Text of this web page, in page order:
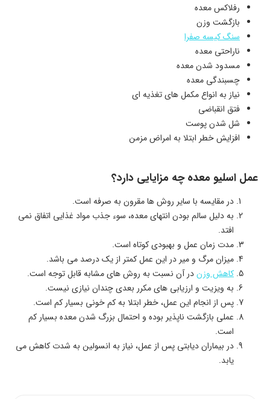
رفلاکس معده
بازگشت وزن
سنگ کیسه صفرا
ناراحتی معده
مسدود شدن معده
چسبندگی معده
نیاز به انواع مکمل های تغذیه ای
فتق انقباضی
شل شدن پوست
افزایش خطر ابتلا به امراض مزمن
عمل اسلیو معده چه مزایایی دارد؟
در مقایسه با سایر روش ها مقرون به صرفه است.
به دلیل سالم بودن انتهای معده، سوء جذب مواد غذایی اتفاق نمی
افتد.
مدت زمان عمل و بهبودی کوتاه است.
میزان مرگ و میر در این عمل کمتر از یک درصد می باشد.
کاهش وزندر آن نسبت به روش های مشابه قابل توجه است.
به ویزیت و ارزیابی های مکرر بعدی چندان نیازی نیست.
پس از انجام این عمل، خطر ابتلا به کم خونی بسیار کم است.
عملی بازگشت ناپذیر بوده و احتمال بزرگ شدن معده بسیار کم
است.
در بیماران دیابتی پس از عمل، نیاز به انسولین به شدت کاهش می
یابد.